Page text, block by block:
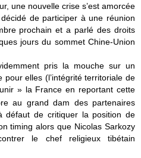
une nouvelle crise s’est amorcée
de participer à une réunion
prochain et a parlé des droits
jours du sommet Chine-Union
pris la mouche sur un
elles (l’intégrité territoriale de
» la France en reportant cette
au grand dam des partenaires
défaut de critiquer la position de
timing alors que Nicolas Sarkozy
le chef religieux tibétain